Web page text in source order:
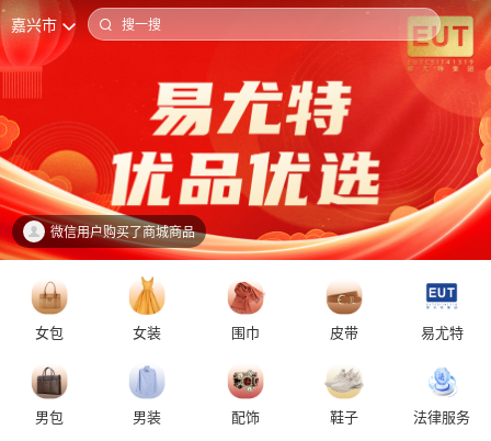
嘉兴市 搜一搜
微信用户购买了商城商品
女包 女装 围巾 皮带 易尤特
男包 男装 配饰 鞋子 法律服务